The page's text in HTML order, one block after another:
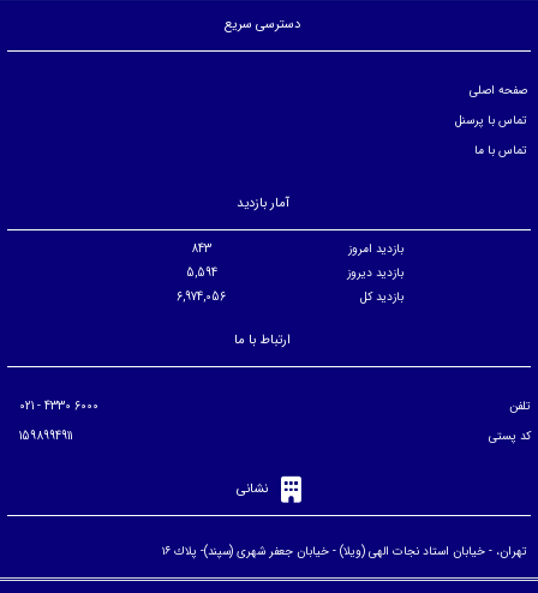
دسترسی سریع
صفحه اصلی
تماس با پرسنل
تماس با ما
آمار بازدید
بازدید امروز
843
بازدید دیروز
5,594
بازدید کل
6,974,056
ارتباط با ما
تلفن
کد پستی
نشانی
تهران، - خيابان استاد نجات الهی (ويلا) - خيابان جعفر شهری (سپند)- پلاك ۱۶